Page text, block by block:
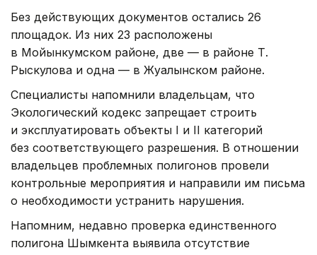
Без действующих документов остались 26
площадок. Из них 23 расположены
в Мойынкумском районе, две — в районе Т.
Рыскулова и одна — в Жуалынском районе.
Специалисты напомнили владельцам, что
Экологический кодекс запрещает строить
и эксплуатировать объекты I и II категорий
без соответствующего разрешения. В отношении
владельцев проблемных полигонов провели
контрольные мероприятия и направили им письма
о необходимости устранить нарушения.
Напомним, недавно проверка единственного
полигона Шымкента выявила отсутствие